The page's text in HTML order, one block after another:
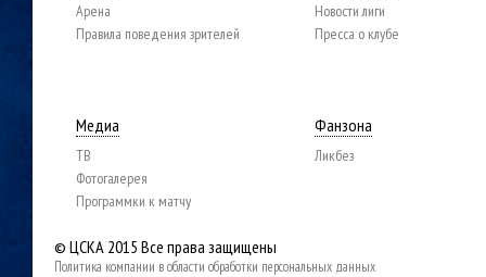
Арена
Правила поведения зрителей
Новости лиги
Пресса о клубе
Медиа
ТВ
Фотогалерея
Программки к матчу
Фанзона
Ликбез
© ЦСКА 2015 Все права защищены
Политика компании в области обработки персональных данных